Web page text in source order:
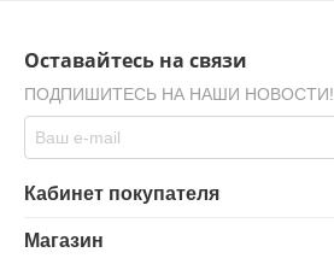
Оставайтесь на связи
ПОДПИШИТЕСЬ НА НАШИ НОВОСТИ!
Кабинет покупателя
Магазин